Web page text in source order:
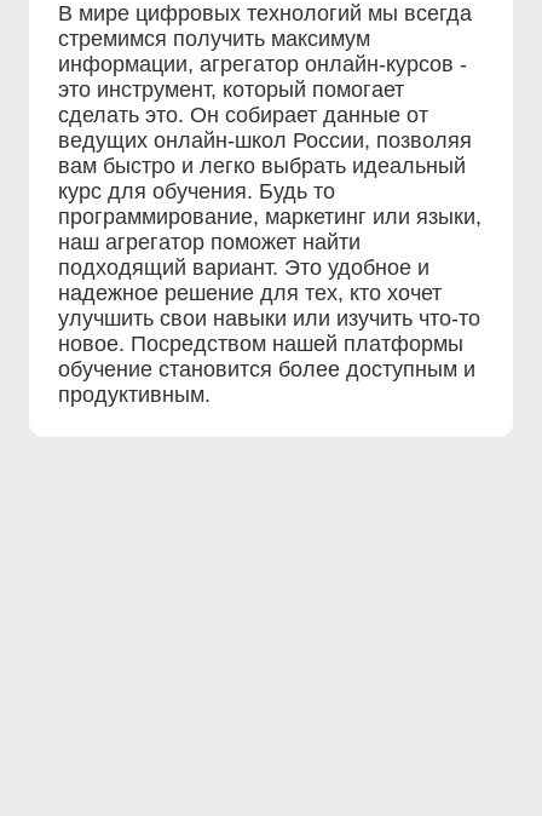
В мире цифровых технологий мы всегда
стремимся получить максимум
информации, агрегатор онлайн-курсов -
это инструмент, который помогает
сделать это. Он собирает данные от
ведущих онлайн-школ России, позволяя
вам быстро и легко выбрать идеальный
курс для обучения. Будь то
программирование, маркетинг или языки,
наш агрегатор поможет найти
подходящий вариант. Это удобное и
надежное решение для тех, кто хочет
улучшить свои навыки или изучить что-то
новое. Посредством нашей платформы
обучение становится более доступным и
продуктивным.